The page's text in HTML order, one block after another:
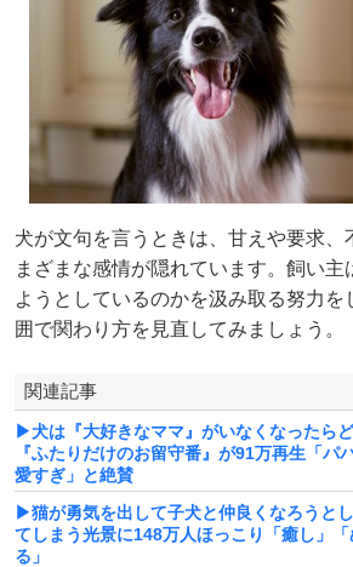
犬が文句を言うときは、甘えや要求、
まざまな感情が隠れています。飼い主
ようとしているのかを汲み取る努力を
囲で関わり方を見直してみましょう。
関連記事
▶犬は『大好きなママ』がいなくなったら
『ふたりだけのお留守番』が91万再生「パ
愛すぎ」と絶賛
▶猫が勇気を出して子犬と仲良くなろうと
てしまう光景に148万人ほっこり「癒し」
る」